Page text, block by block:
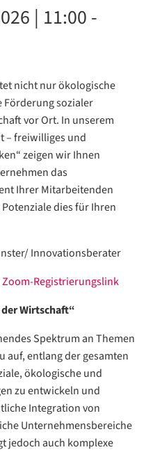
| 11:00 -
nicht nur ökologische
sozialer
vor Ort. In unserem
– freiwilliges und
zeigen wir Ihnen
das
Ihrer Mitarbeitenden
dies für Ihren
Innovationsberater
Zoom-Registrierungslink
Wirtschaft“
Spektrum an Themen
auf, entlang der gesamten
ökologische und
zu entwickeln und
Integration von
Unternehmensbereiche
jedoch auch komplexe